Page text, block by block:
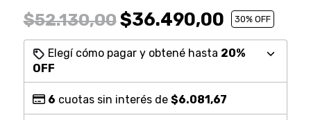
$52.130,00$36.490,00 30% OFF
Elegí cómo pagar y obtené hasta 20%
OFF
6 cuotas sin interés de $6.081,67